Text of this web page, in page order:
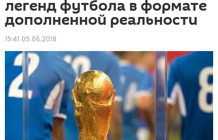
легенд футбола в формате
дополненной реальности
15:41 05.06.2018